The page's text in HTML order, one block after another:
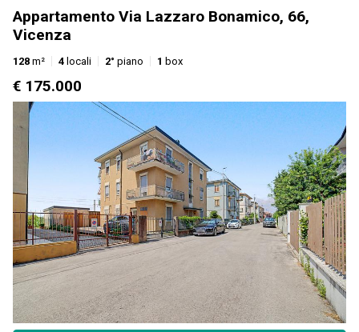
Appartamento Via Lazzaro Bonamico, 66,
Vicenza
128 m² 4 locali 2° piano 1 box
€ 175.000